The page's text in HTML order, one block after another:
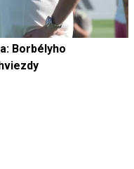
Borbélyho